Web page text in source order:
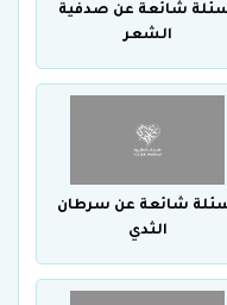
شائعة عن صدفية
الشعر
شائعة عن سرطان
الثدي